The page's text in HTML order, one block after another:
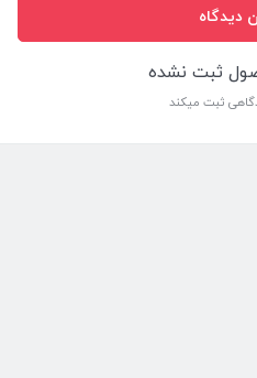
دیدگاه
ثبت نشده
ثبت میکند